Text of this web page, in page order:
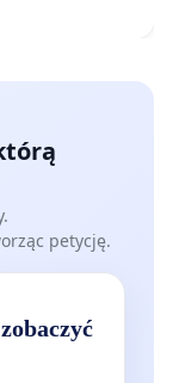
petycję.